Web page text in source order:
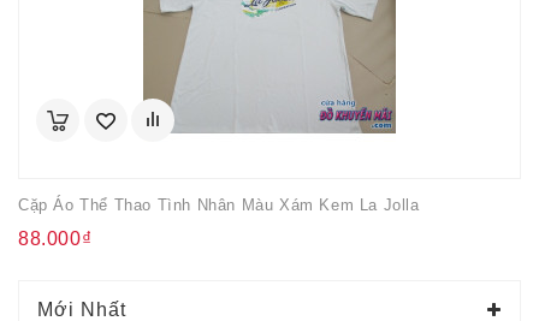
Cặp Áo Thể Thao Tình Nhân Màu Xám Kem La Jolla
88.000₫
Mới Nhất